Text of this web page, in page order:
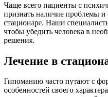
Чаще всего пациенты с
признать наличие проблемы и
стационаре. Наши
чтобы убедить человека в
решения.
Лечение в
Гипоманию часто путают с
особенностей своего